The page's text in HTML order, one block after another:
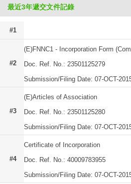
最近3年遞交文件記錄
#1
#2
(E)FNNC1 - Incorporation Form
Doc. Ref. No.: 23501125279
Submission/Filing Date: 07-OCT-
#3
(E)Articles of Association
Doc. Ref. No.: 23501125280
Submission/Filing Date: 07-OCT-
#4
Certificate of Incorporation
Doc. Ref. No.: 40009783955
Submission/Filing Date: 07-OCT-